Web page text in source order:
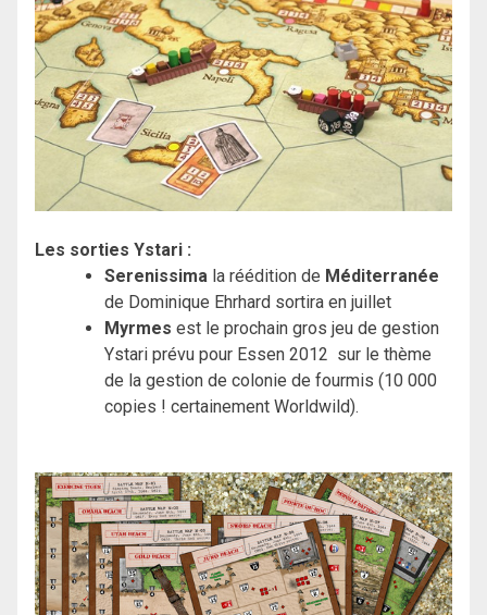
Les sorties Ystari :
Serenissima la réédition de Méditerranée
de Dominique Ehrhard sortira en juillet
Myrmes est le prochain gros jeu de gestion
Ystari prévu pour Essen 2012 sur le thème
de la gestion de colonie de fourmis (10 000
copies ! certainement Worldwild).